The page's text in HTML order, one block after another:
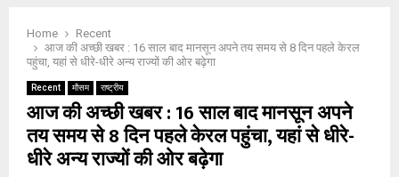
Home
Recent
आज की अच्छी खबर : 16 साल बाद मानसून अपने तय समय से 8 दिन पहले केरल
पहुंचा, यहां से धीरे-धीरे अन्य राज्यों की ओर बढ़ेगा
Recent मौसम राष्ट्रीय
आज की अच्छी खबर : 16 साल बाद मानसून अपने
तय समय से 8 दिन पहले केरल पहुंचा, यहां से धीरे-
धीरे अन्य राज्यों की ओर बढ़ेगा